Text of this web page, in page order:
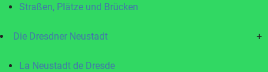
Straßen, Plätze und Brücken
Die Dresdner Neustadt +
La Neustadt de Dresde